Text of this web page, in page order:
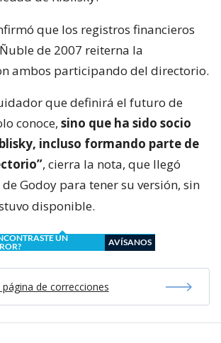
que los registros financieros
de 2007 reiterna la
ambos participando del directorio.
que definirá el futuro de
conoce, sino que ha sido socio
incluso formando parte de
, cierra la nota, que llegó
Godoy para tener su versión, sin
disponible.
UN
AVÍSANOS
de correcciones